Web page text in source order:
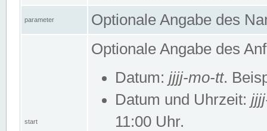
parameter Optionale Angabe des
start
Optionale Angabe des
Datum: jjjj-mo-tt.
Datum und Uhrzeit:
11:00 Uhr.